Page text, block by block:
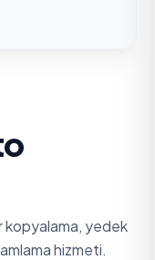
kopyalama, yedek
hizmeti.